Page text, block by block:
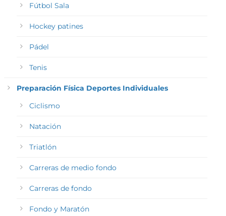
Fútbol Sala
Hockey patines
Pádel
Tenis
Preparación Física Deportes Individuales
Ciclismo
Natación
Triatlón
Carreras de medio fondo
Carreras de fondo
Fondo y Maratón